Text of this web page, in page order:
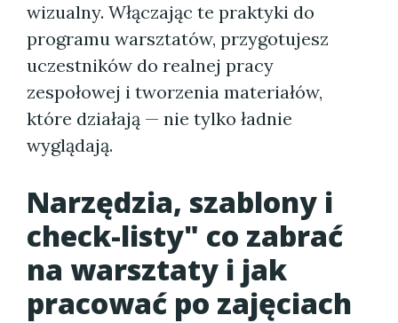
wizualny. Włączając te praktyki do
programu warsztatów, przygotujesz
uczestników do realnej pracy
zespołowej i tworzenia materiałów,
które działają — nie tylko ładnie
wyglądają.
Narzędzia, szablony i
check-listy" co zabrać
na warsztaty i jak
pracować po zajęciach